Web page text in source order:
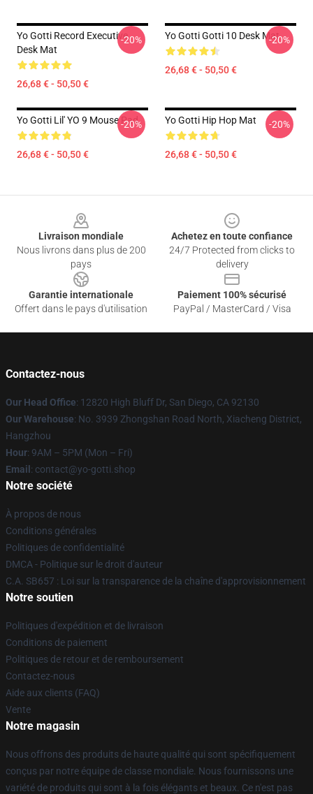
Yo Gotti Record Executive
Desk Mat
26,68 € - 50,50 €
-20% Yo Gotti Gotti 10 Desk Mat
26,68 € - 50,50 €
-20%
Yo Gotti Lil' YO 9 Mouse Pad
26,68 € - 50,50 €
-20% Yo Gotti Hip Hop Mat
26,68 € - 50,50 €
-20%
Livraison mondiale
Nous livrons dans plus de 200
pays
Achetez en toute confiance
24/7 Protected from clicks to
delivery
Garantie internationale
Offert dans le pays d'utilisation
Paiement 100% sécurisé
PayPal / MasterCard / Visa
Contactez-nous
Our Head Office: 12820 High Bluff Dr, San Diego, CA 92130
Our Warehouse: No. 3939 Zhongshan Road North, Xiacheng District,
Hangzhou
Hour: 9AM – 5PM (Mon – Fri)
Email : contact@yo-gotti.shop
Notre société
À propos de nous
Conditions générales
Politiques de confidentialité
DMCA - Politique sur le droit d'auteur
C.A. SB657 : Loi sur la transparence de la chaîne d'approvisionnement
Notre soutien
Politiques d'expédition et de livraison
Conditions de paiement
Politiques de retour et de remboursement
Contactez-nous
Aide aux clients (FAQ)
Vente
Notre magasin
Nous offrons des produits de haute qualité qui sont spécifiquement
conçus par notre équipe de classe mondiale. Nous fournissons une
variété de produits qui sont à la fois élégants et beaux. Ce n'est pas